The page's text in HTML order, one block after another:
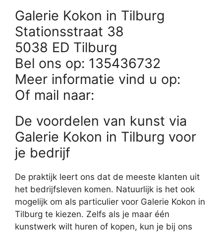
Galerie Kokon in Tilburg
Stationsstraat 38
5038 ED Tilburg
Bel ons op: 135436732
Meer informatie vind u op:
Of mail naar:
De voordelen van kunst via
Galerie Kokon in Tilburg voor
je bedrijf
De praktijk leert ons dat de meeste klanten uit
het bedrijfsleven komen. Natuurlijk is het ook
mogelijk om als particulier voor Galerie Kokon in
Tilburg te kiezen. Zelfs als je maar één
kunstwerk wilt huren of kopen, kun je bij ons